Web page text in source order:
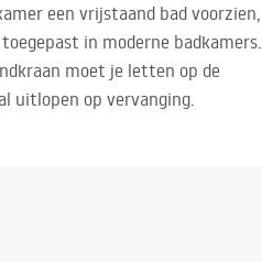
een vrijstaand bad voorzien,
in moderne badkamers.
moet je letten op de
uitlopen op vervanging.